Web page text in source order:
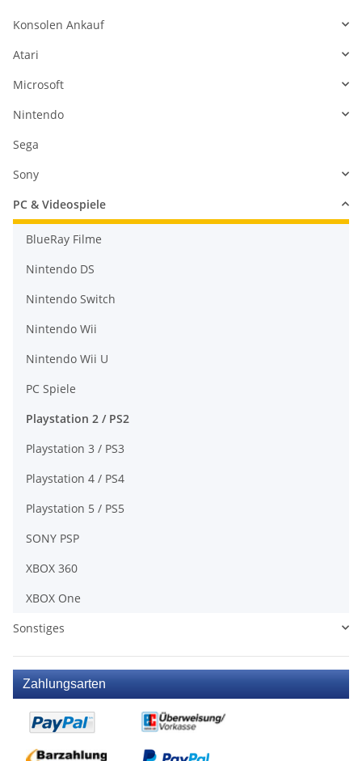
Konsolen Ankauf
Atari
Microsoft
Nintendo
Sega
Sony
PC & Videospiele
BlueRay Filme
Nintendo DS
Nintendo Switch
Nintendo Wii
Nintendo Wii U
PC Spiele
Playstation 2 / PS2
Playstation 3 / PS3
Playstation 4 / PS4
Playstation 5 / PS5
SONY PSP
XBOX 360
XBOX One
Sonstiges
Zahlungsarten